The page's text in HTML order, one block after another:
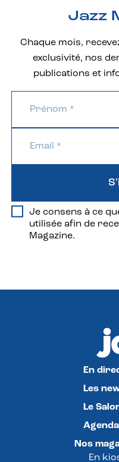
Jazz
Chaque mois,
exclusivité, nos
publications et
Je consens à ce
utilisée afin de
Magazine.
En
Les
Le
Nos
En